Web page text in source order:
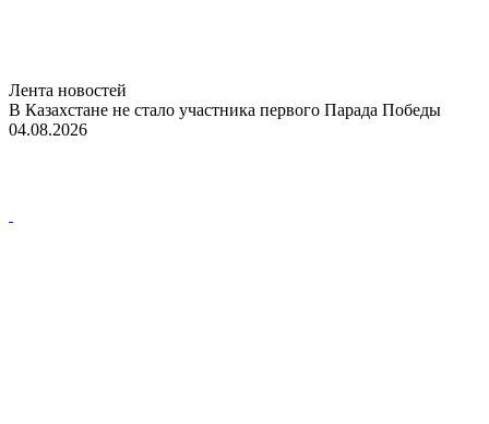
Лента новостей
В Казахстане не стало участника первого Парада Победы
04.08.2026